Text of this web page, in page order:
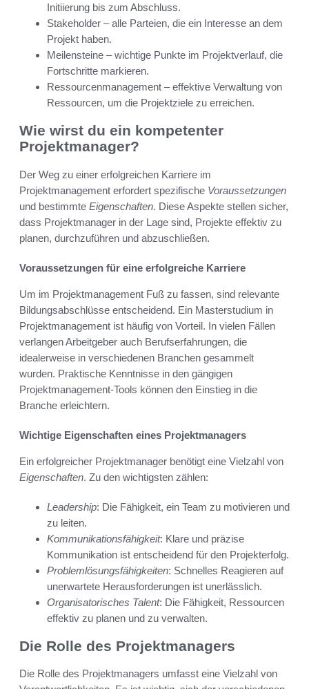
Initiierung bis zum Abschluss.
Stakeholder – alle Parteien, die ein Interesse an dem
Projekt haben.
Meilensteine – wichtige Punkte im Projektverlauf, die
Fortschritte markieren.
Ressourcenmanagement – effektive Verwaltung von
Ressourcen, um die Projektziele zu erreichen.
Wie wirst du ein kompetenter
Projektmanager?
Der Weg zu einer erfolgreichen Karriere im
Projektmanagement erfordert spezifische Voraussetzungen
und bestimmte Eigenschaften. Diese Aspekte stellen sicher,
dass Projektmanager in der Lage sind, Projekte effektiv zu
planen, durchzuführen und abzuschließen.
Voraussetzungen für eine erfolgreiche Karriere
Um im Projektmanagement Fuß zu fassen, sind relevante
Bildungsabschlüsse entscheidend. Ein Masterstudium in
Projektmanagement ist häufig von Vorteil. In vielen Fällen
verlangen Arbeitgeber auch Berufserfahrungen, die
idealerweise in verschiedenen Branchen gesammelt
wurden. Praktische Kenntnisse in den gängigen
Projektmanagement-Tools können den Einstieg in die
Branche erleichtern.
Wichtige Eigenschaften eines Projektmanagers
Ein erfolgreicher Projektmanager benötigt eine Vielzahl von
Eigenschaften. Zu den wichtigsten zählen:
Leadership: Die Fähigkeit, ein Team zu motivieren und
zu leiten.
Kommunikationsfähigkeit: Klare und präzise
Kommunikation ist entscheidend für den Projekterfolg.
Problemlösungsfähigkeiten: Schnelles Reagieren auf
unerwartete Herausforderungen ist unerlässlich.
Organisatorisches Talent: Die Fähigkeit, Ressourcen
effektiv zu planen und zu verwalten.
Die Rolle des Projektmanagers
Die Rolle des Projektmanagers umfasst eine Vielzahl von